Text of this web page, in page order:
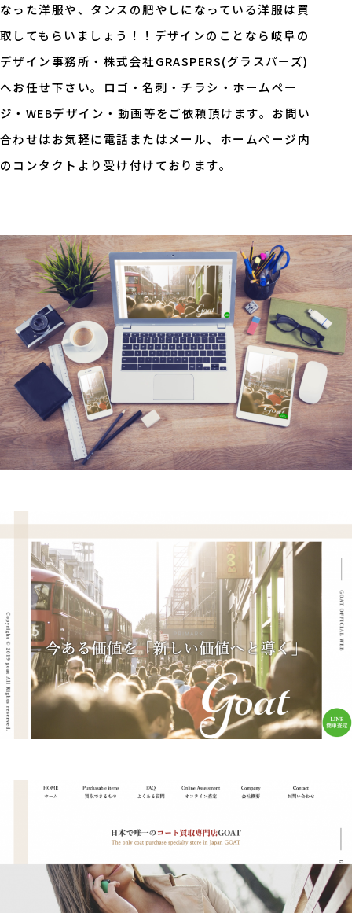
なった洋服や、タンスの肥やしになっている洋服は買
取してもらいましょう！！デザインのことなら岐阜の
デザイン事務所・株式会社GRASPERS(グラスパーズ)
へお任せ下さい。ロゴ・名刺・チラシ・ホームペー
ジ・WEBデザイン・動画等をご依頼頂けます。お問い
合わせはお気軽に電話またはメール、ホームページ内
のコンタクトより受け付けております。